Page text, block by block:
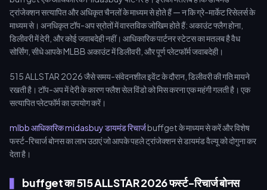
ट्रांजेक्शन सत्यापित और अधिकृत चैनलों के माध्यम से होते हैं — न कि ग्रे-मार्केट रिसेलर्स के
माध्यम से। अनधिकृत टॉप-अप स्रोतों में वास्तविक जोखिम होते हैं: अकाउंट फ्लैग होना,
डिलीवरी में देरी, और कोई जवाबदेही नहीं। आधिकारिक पार्टनर स्टेटस का मतलब है वैध
सोर्सिंग, सीधे आपके MLBB अकाउंट में डिलीवरी, और पूर्ण प्लेटफॉर्म जवाबदेही।
515 ALLSTAR 2026 जैसे समय-संवेदनशील इवेंट के दौरान, डिलीवरी की गति मायने
रखती है। टॉप-अप में देरी के कारण फ्लैश सेल विंडो को मिस करना एक महंगी गलती है। एक
सत्यापित प्लेटफॉर्म का उपयोग करें।
mlbb आधिकारिक midasbuy डायमंड रिचार्जbuffget के माध्यम से करें और विशेष
फर्स्ट-रिचार्ज बोनस का लाभ उठाएं जो आपके पहले ट्रांजेक्शन से डायमंड वैल्यू को दोगुना कर
देता है।
buffget का 515 ALLSTAR 2026 फर्स्ट-रिचार्ज बोनस